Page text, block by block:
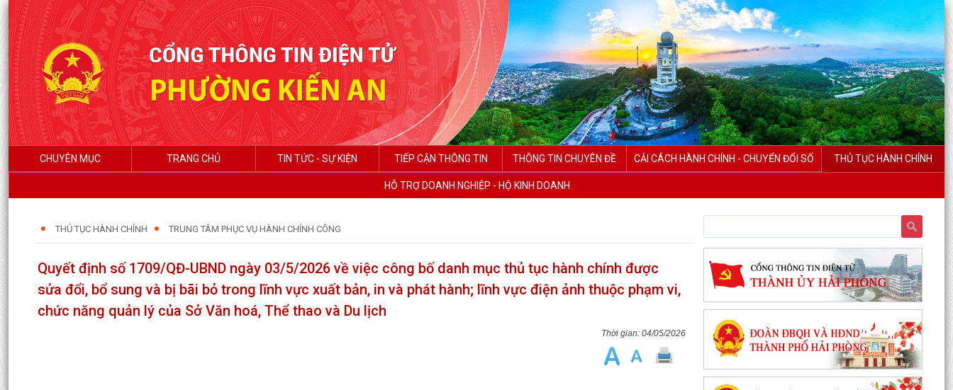
CHUYÊN MỤC TRANG CHỦ TIN TỨC - SỰ KIỆN TIẾP CẬN THÔNG TIN THÔNG TIN CHUYÊN ĐỀ CẢI CÁCH HÀNH CHÍNH - CHUYỂN ĐỔI SỐ THỦ TỤC HÀNH CHÍNH
HỖ TRỢ DOANH NGHIỆP - HỘ KINH DOANH
THỦ TỤC HÀNH CHÍNH TRUNG TÂM PHỤC VỤ HÀNH CHÍNH CÔNG
Quyết định số 1709/QĐ-UBND ngày 03/5/2026 về việc công bố danh mục thủ tục hành chính được
sửa đổi, bổ sung và bị bãi bỏ trong lĩnh vực xuất bản, in và phát hành; lĩnh vực điện ảnh thuộc phạm vi,
chức năng quản lý của Sở Văn hoá, Thể thao và Du lịch
04/05/2026